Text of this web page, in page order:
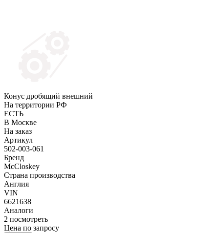
Конус дробящий внешний
На территории РФ
ЕСТЬ
В Москве
На заказ
Артикул
502-003-061
Бренд
McCloskey
Страна производства
Англия
VIN
6621638
Аналоги
2 посмотреть
Цена по запросу